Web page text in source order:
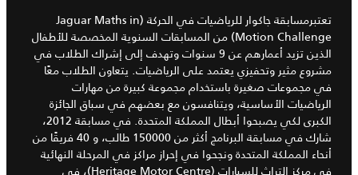
تعتبرمسابقة جاكوار للرياضيات في الحركة (Jaguar Maths in
Motion Challenge) من المسابقات السنوية المخصصة للأطفال
الذين تزيد أعمارهم عن 9 سنوات وتهدف إلى إشراك الطلاب في
مشروع مثير وتحفيزي يعتمد على الرياضيات. يتعاون الطلاب معًا
في مجموعات صغيرة باستخدام مجموعة كبيرة من مهارات
الرياضيات الأساسية، ويتنافسون مع بعضهم في سباق الجائزة
الكبرى لكي يصبحوا أبطال المملكة المتحدة. في مسابقة 2012،
شارك في مسابقة البرنامج أكثر من 150000 طالب، و 40 فريقًا من
أنحاء المملكة المتحدة ونجحوا في إحراز مراكز في المرحلة النهائية
في مركز التراث للسيارات (Heritage Motor Centre)، في